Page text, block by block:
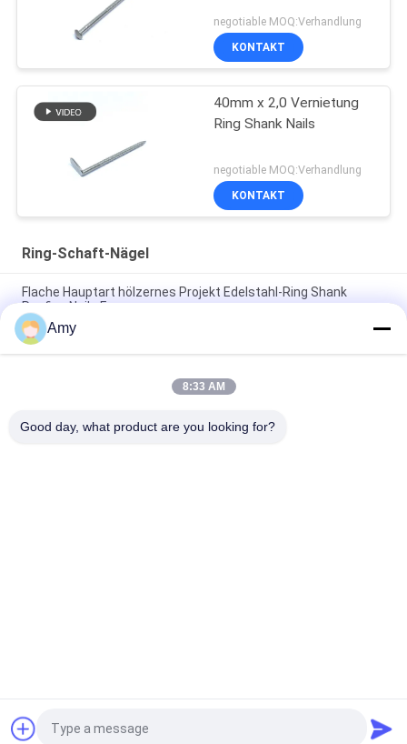
negotiable MOQ:Verhandlung
KONTAKT
40mm x 2,0 Vernietung
Ring Shank Nails
negotiable MOQ:Verhandlung
KONTAKT
Ring-Schaft-Nägel
Flache Hauptart hölzernes Projekt Edelstahl-Ring Shank
Roofing Nails Fors
Ruck-Kopf polierte Edelstahl ringförmigen Ring Shank Nails For
Timbers
32MM x 1,9 karierter flacher Rost-Schutz Kopf-Ring Shank
Fordern Sie ein Angebot
Amy
8:33 AM
Good day, what product are you looking for?